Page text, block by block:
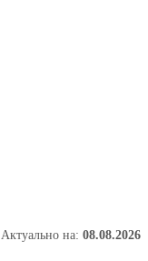
Актуально на: 08.08.2026